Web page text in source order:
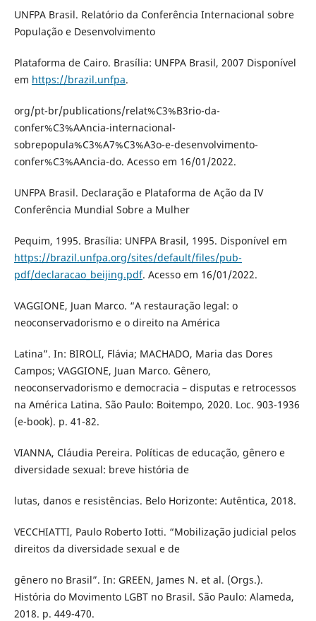
UNFPA Brasil. Relatório da Conferência Internacional sobre
População e Desenvolvimento
Plataforma de Cairo. Brasília: UNFPA Brasil, 2007 Disponível
em https://brazil.unfpa.
org/pt-br/publications/relat%C3%B3rio-da-
confer%C3%AAncia-internacional-
sobrepopula%C3%A7%C3%A3o-e-desenvolvimento-
confer%C3%AAncia-do. Acesso em 16/01/2022.
UNFPA Brasil. Declaração e Plataforma de Ação da IV
Conferência Mundial Sobre a Mulher
Pequim, 1995. Brasília: UNFPA Brasil, 1995. Disponível em
https://brazil.unfpa.org/sites/default/files/pub-
pdf/declaracao_beijing.pdf. Acesso em 16/01/2022.
VAGGIONE, Juan Marco. “A restauração legal: o
neoconservadorismo e o direito na América
Latina”. In: BIROLI, Flávia; MACHADO, Maria das Dores
Campos; VAGGIONE, Juan Marco. Gênero,
neoconservadorismo e democracia – disputas e retrocessos
na América Latina. São Paulo: Boitempo, 2020. Loc. 903-1936
(e-book). p. 41-82.
VIANNA, Cláudia Pereira. Políticas de educação, gênero e
diversidade sexual: breve história de
lutas, danos e resistências. Belo Horizonte: Autêntica, 2018.
VECCHIATTI, Paulo Roberto Iotti. “Mobilização judicial pelos
direitos da diversidade sexual e de
gênero no Brasil”. In: GREEN, James N. et al. (Orgs.).
História do Movimento LGBT no Brasil. São Paulo: Alameda,
2018. p. 449-470.